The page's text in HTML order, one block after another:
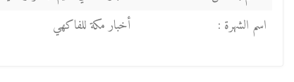
اسم الشهرة :
أخبار مكة للفاكهي